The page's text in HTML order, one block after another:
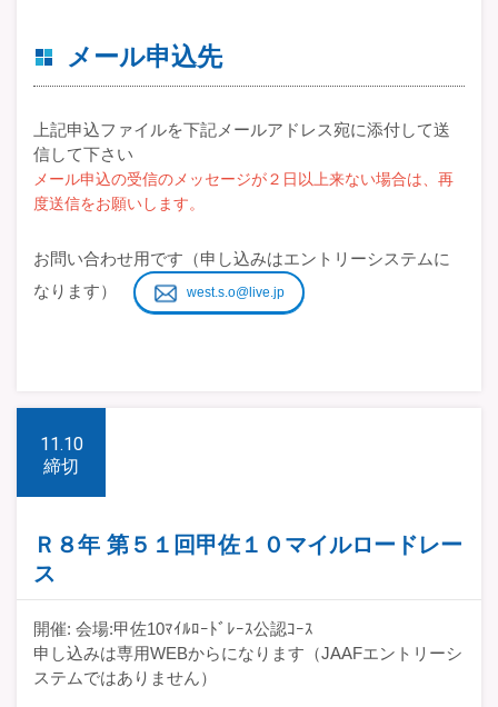
メール申込先
上記申込ファイルを下記メールアドレス宛に添付して送
信して下さい
メール申込の受信のメッセージが２日以上来ない場合は、再
度送信をお願いします。
お問い合わせ用です（申し込みはエントリーシステムに
なります）
west.s.o@live.jp
11.10
締切
Ｒ８年 第５１回甲佐１０マイルロードレー
ス
開催: 会場:甲佐10ﾏｲﾙﾛｰﾄﾞﾚｰｽ公認ｺｰｽ
申し込みは専用WEBからになります（JAAFエントリーシ
ステムではありません）